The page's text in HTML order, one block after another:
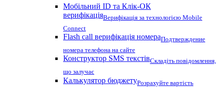
Мобільний ID та Клік-ОК
верифікаціяВерифікація за технологією Mobile
Connect
Flash call верифікація номераПодтверждение
номера телефона на сайте
Конструктор SMS текстівСкладіть повідомлення,
що залучає
Калькулятор бюджетуРозрахуйте вартість